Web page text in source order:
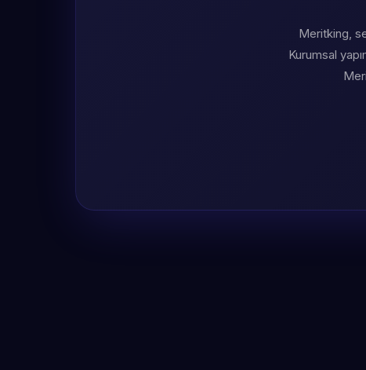
Meritking,
Kurumsal